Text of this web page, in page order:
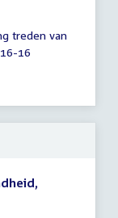
treden van
16